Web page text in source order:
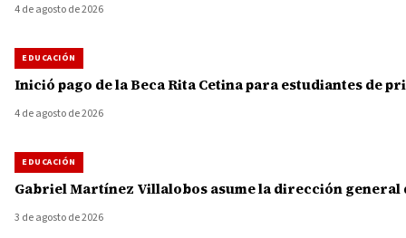
4 de agosto de 2026
EDUCACIÓN
Inició pago de la Beca Rita Cetina para estudiantes de
4 de agosto de 2026
EDUCACIÓN
Gabriel Martínez Villalobos asume la dirección general
3 de agosto de 2026